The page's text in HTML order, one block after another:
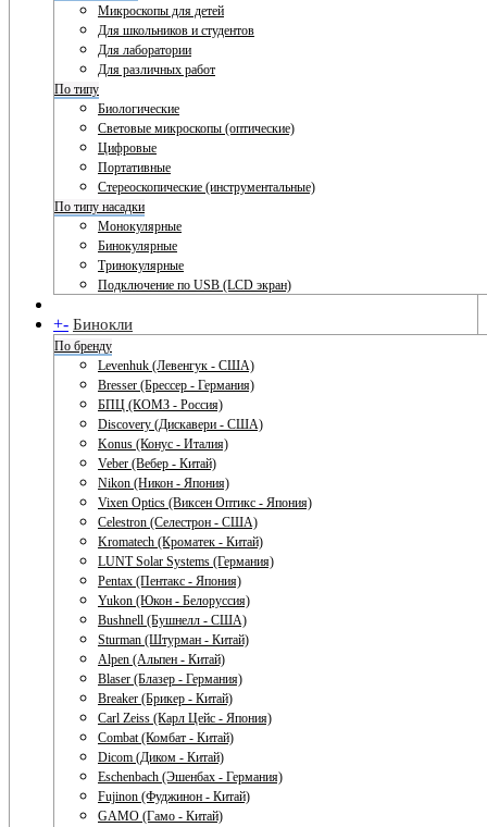
Микроскопы для детей
Для школьников и студентов
Для лаборатории
Для различных работ
По типу
Биологические
Световые микроскопы (оптические)
Цифровые
Портативные
Стереоскопические (инструментальные)
По типу насадки
Монокулярные
Бинокулярные
Тринокулярные
Подключение по USB (LCD экран)
+- Бинокли
По бренду
Levenhuk (Левенгук - США)
Bresser (Брессер - Германия)
БПЦ (КОМЗ - Россия)
Discovery (Дискавери - США)
Konus (Конус - Италия)
Veber (Вебер - Китай)
Nikon (Никон - Япония)
Vixen Optics (Виксен Оптикс - Япония)
Celestron (Селестрон - США)
Kromatech (Кроматек - Китай)
LUNT Solar Systems (Германия)
Pentax (Пентакс - Япония)
Yukon (Юкон - Белоруссия)
Bushnell (Бушнелл - США)
Sturman (Штурман - Китай)
Alpen (Альпен - Китай)
Blaser (Блазер - Германия)
Breaker (Брикер - Китай)
Carl Zeiss (Карл Цейс - Япония)
Combat (Комбат - Китай)
Dicom (Диком - Китай)
Eschenbach (Эшенбах - Германия)
Fujinon (Фуджинон - Китай)
GAMO (Гамо - Китай)